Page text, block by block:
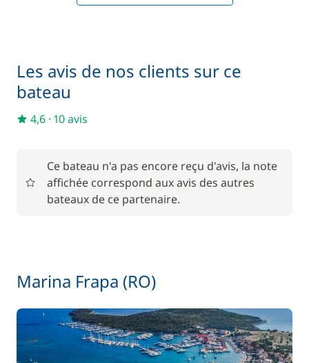
Cuisinier (repas non inclus)
Les avis de nos clients sur ce
bateau
4,6 · 10 avis
Ce bateau n'a pas encore reçu d'avis, la note
affichée correspond aux avis des autres
bateaux de ce partenaire.
Marina Frapa (RO)